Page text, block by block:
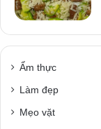
Ẩm thực
Làm đẹp
Mẹo vặt